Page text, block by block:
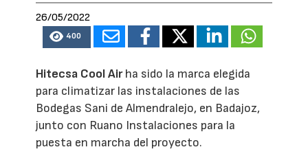
26/05/2022
400
Hitecsa Cool Airha sido la marca elegida
para climatizar las instalaciones de las
Bodegas Sani de Almendralejo, en Badajoz,
junto con Ruano Instalaciones para la
puesta en marcha del proyecto.